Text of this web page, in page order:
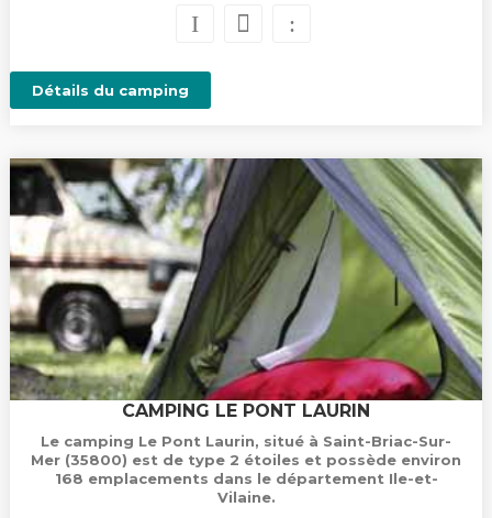
Détails du camping
CAMPING LE PONT LAURIN
Le camping Le Pont Laurin, situé à Saint-Briac-Sur-
Mer (35800) est de type 2 étoiles et possède environ
168 emplacements dans le département Ile-et-
Vilaine.